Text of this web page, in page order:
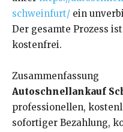
schweinfurt/ ein
Der gesamte Prozess
kostenfrei.
Zusammenfassung
Autoschnellankauf
professionellen,
sofortiger Bezahlung,